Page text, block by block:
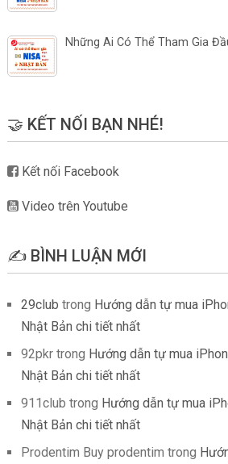
Những Ai Có Thể Tham Gia
🤝 KẾT NỐI BẠN NHÉ!
Kết nối Facebook
Video trên Youtube
✍️ BÌNH LUẬN MỚI
29club trong Hướng dẫn tự mua
Nhật Bản chi tiết nhất
92pkrtrong Hướng dẫn tự mua
Nhật Bản chi tiết nhất
911club trong Hướng dẫn tự mua
Nhật Bản chi tiết nhất
Prodentim Buy prodentim trong